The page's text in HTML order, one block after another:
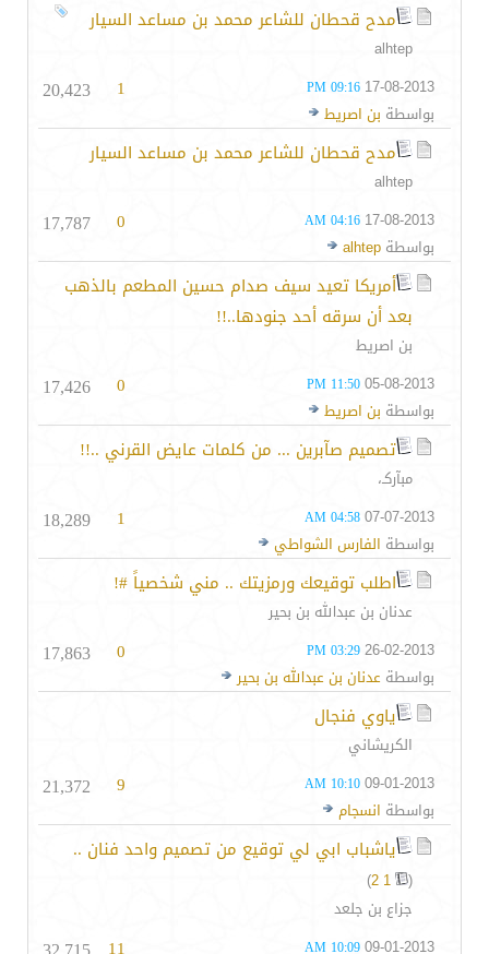
مدح قحطان للشاعر محمد بن مساعد السيار
alhtep
17-08-2013
09:16 PM
بواسطة بن اصريط
1
20,423
مدح قحطان للشاعر محمد بن مساعد السيار
alhtep
17-08-2013
04:16 AM
بواسطة alhtep
0
17,787
أمريكا تعيد سيف صدام حسين المطعم بالذهب
بعد أن سرقه أحد جنودها..!!
بن اصريط
05-08-2013
11:50 PM
بواسطة بن اصريط
0
17,426
تصميم صآبرين ... من كلمات عايض القرني ..!!
مبآركـ،
07-07-2013
04:58 AM
بواسطة الفارس الشواطي
1
18,289
اطلب توقيعك ورمزيتك .. مني شخصياً #!
عدنان بن عبدالله بن بحير
26-02-2013
03:29 PM
بواسطة عدنان بن عبدالله بن بحير
0
17,863
ياوي فنجال
الكريشاني
09-01-2013
10:10 AM
بواسطة انسجام
9
21,372
ياشباب ابي لي توقيع من تصميم واحد فنان ..
(
1
2
)
جزاع بن جلعد
09-01-2013
10:09 AM